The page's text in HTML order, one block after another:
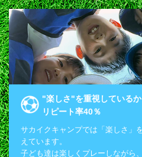
"楽しさ"を重視している
リピート率40％
サカイクキャンプでは「楽しさ」
えています。
子ども達は楽しくプレーしながら